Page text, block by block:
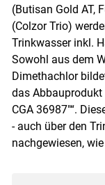
(Butisan Gold AT,
(Colzor Trio)
Trinkwasser inkl.
Sowohl aus dem
Dimethachlor
das
CGA 36987"“.
- auch über den
nachgewiesen,